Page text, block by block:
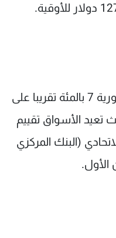
وفقد الذهب في المعاملات الفورية 7 بالمئة تقريبا‭ ‬على
تعيد الأسواق تقييم
(البنك المركزي
الأول.